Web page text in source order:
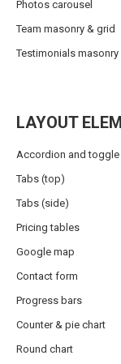
Photos carousel
Team masonry & grid
Testimonials masonry
LAYOUT
Accordion and toggle
Tabs (top)
Tabs (side)
Pricing tables
Google map
Contact form
Progress bars
Counter & pie chart
Round chart